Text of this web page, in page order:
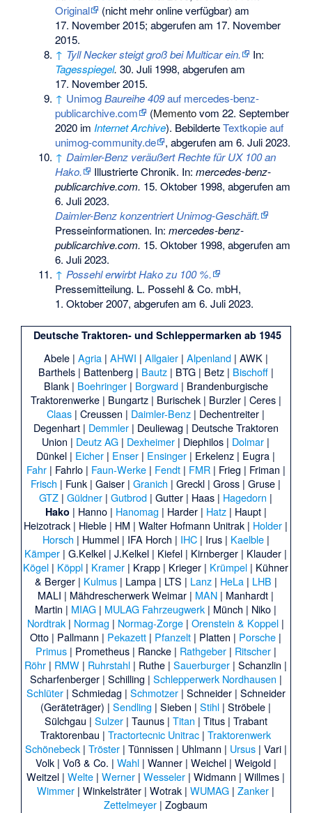
Original
(nicht mehr online verfügbar) am
17. November 2015; abgerufen am 17. November
2015.
↑ Tyll Necker steigt groß bei Multicar ein.
In:
Tagesspiegel. 30. Juli 1998, abgerufen am
17. November 2015.
↑ UnimogBaureihe 409auf mercedes-benz-
publicarchive.com
(Mementovom 22. September
2020 imInternet Archive). BebilderteTextkopie auf
unimog-community.de
, abgerufen am 6. Juli 2023.
↑ Daimler-Benz veräußert Rechte für UX 100 an
Hako.
Illustrierte Chronik. In:mercedes-benz-
publicarchive.com. 15. Oktober 1998, abgerufen am
6. Juli 2023.
Daimler-Benz konzentriert Unimog-Geschäft.
Presseinformationen. In:mercedes-benz-
publicarchive.com. 15. Oktober 1998, abgerufen am
6. Juli 2023.
↑ Possehl erwirbt Hako zu 100 %.
Pressemitteilung. L. Possehl & Co. mbH,
1. Oktober 2007, abgerufen am 6. Juli 2023.
Deutsche Traktoren- und Schleppermarken ab 1945
Abele| Agria| AHWI | Allgaier| Alpenland| AWK|
Barthels| Battenberg | Bautz| BTG| Betz| Bischoff|
Blank| Boehringer| Borgward| Brandenburgische
Traktorenwerke| Bungartz| Burischek| Burzler| Ceres|
Claas |Creussen | Daimler-Benz | Dechentreiter |
Degenhart| Demmler| Deuliewag | Deutsche Traktoren
Union | Deutz AG | Dexheimer | Diephilos | Dolmar |
Dünkel | Eicher | Enser | Ensinger | Erkelenz | Eugra |
Fahr| Fahrlo| Faun-Werke| Fendt| FMR| Frieg | Friman |
Frisch | Funk |Gaiser |Granich |Greckl |Gross |Gruse |
GTZ |Güldner |Gutbrod |Gutter | Haas | Hagedorn |
Hako| Hanno| Hanomag | Harder| Hatz| Haupt|
Heizotrack | Hieble | HM |Walter Hofmann Unitrak | Holder |
Horsch | Hummel| IFA Horch | IHC| Irus| Kaelble|
Kämper |G.Kelkel |J.Kelkel | Kiefel | Kirnberger | Klauder |
Kögel | Köppl | Kramer | Krapp | Krieger | Krümpel | Kühner
& Berger| Kulmus| Lampa| LTS | Lanz| HeLa| LHB |
MALI | Mähdrescherwerk Weimar | MAN | Manhardt |
Martin | MIAG | MULAG Fahrzeugwerk | Münch | Niko |
Nordtrak | Normag | Normag-Zorge |Orenstein & Koppel |
Otto | Pallmann | Pekazett | Pfanzelt | Platten | Porsche |
Primus| Prometheus| Rancke| Rathgeber| Ritscher|
Röhr | RMW | Ruhrstahl | Ruthe |Sauerburger |Schanzlin |
Scharfenberger| Schilling | Schlepperwerk Nordhausen |
Schlüter| Schmiedag | Schmotzer| Schneider| Schneider
(Geräteträger) |Sendling |Sieben |Stihl |Ströbele |
Sülchgau | Sulzer| Taunus| Titan | Titus| Trabant
Traktorenbau |Tractortecnic Unitrac |Traktorenwerk
Schönebeck| Tröster| Tünnissen | Uhlmann | Ursus| Vari|
Volk| Voß & Co. | Wahl| Wanner| Weichel| Weigold|
Weitzel |Welte |Werner |Wesseler |Widmann |Willmes |
Wimmer |Winkelsträter |Wotrak |WUMAG |Zanker |
Zettelmeyer |Zogbaum